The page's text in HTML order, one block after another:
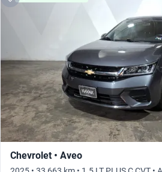
Chevrolet • Aveo